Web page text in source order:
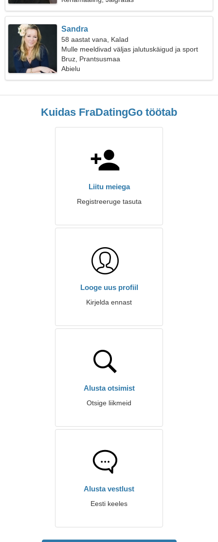
Sandra
58 aastat vana, Kalad
Mulle meeldivad väljas jalutuskäigud ja sport
Bruz, Prantsusmaa
Abielu
Kuidas FraDatingGo töötab
Liitu meiega
Registreeruge tasuta
Looge uus profiil
Kirjelda ennast
Alusta otsimist
Otsige liikmeid
Alusta vestlust
Eesti keeles